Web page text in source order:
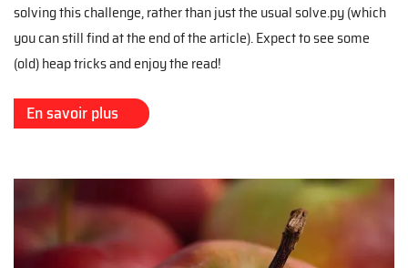
solving this challenge, rather than just the usual solve.py (which
you can still find at the end of the article). Expect to see some
(old) heap tricks and enjoy the read!
En savoir plus